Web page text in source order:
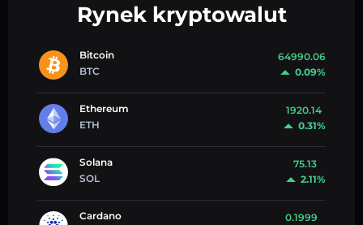
Rynek kryptowalut
Bitcoin
BTC
64990.06
0.09%
Ethereum
ETH
1920.14
0.31%
Solana
SOL
75.13
2.11%
Cardano
0.1999